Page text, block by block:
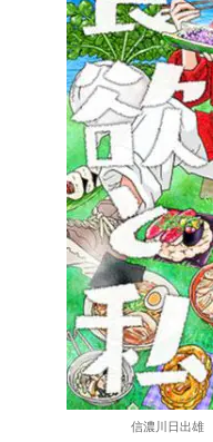
信濃川日出雄